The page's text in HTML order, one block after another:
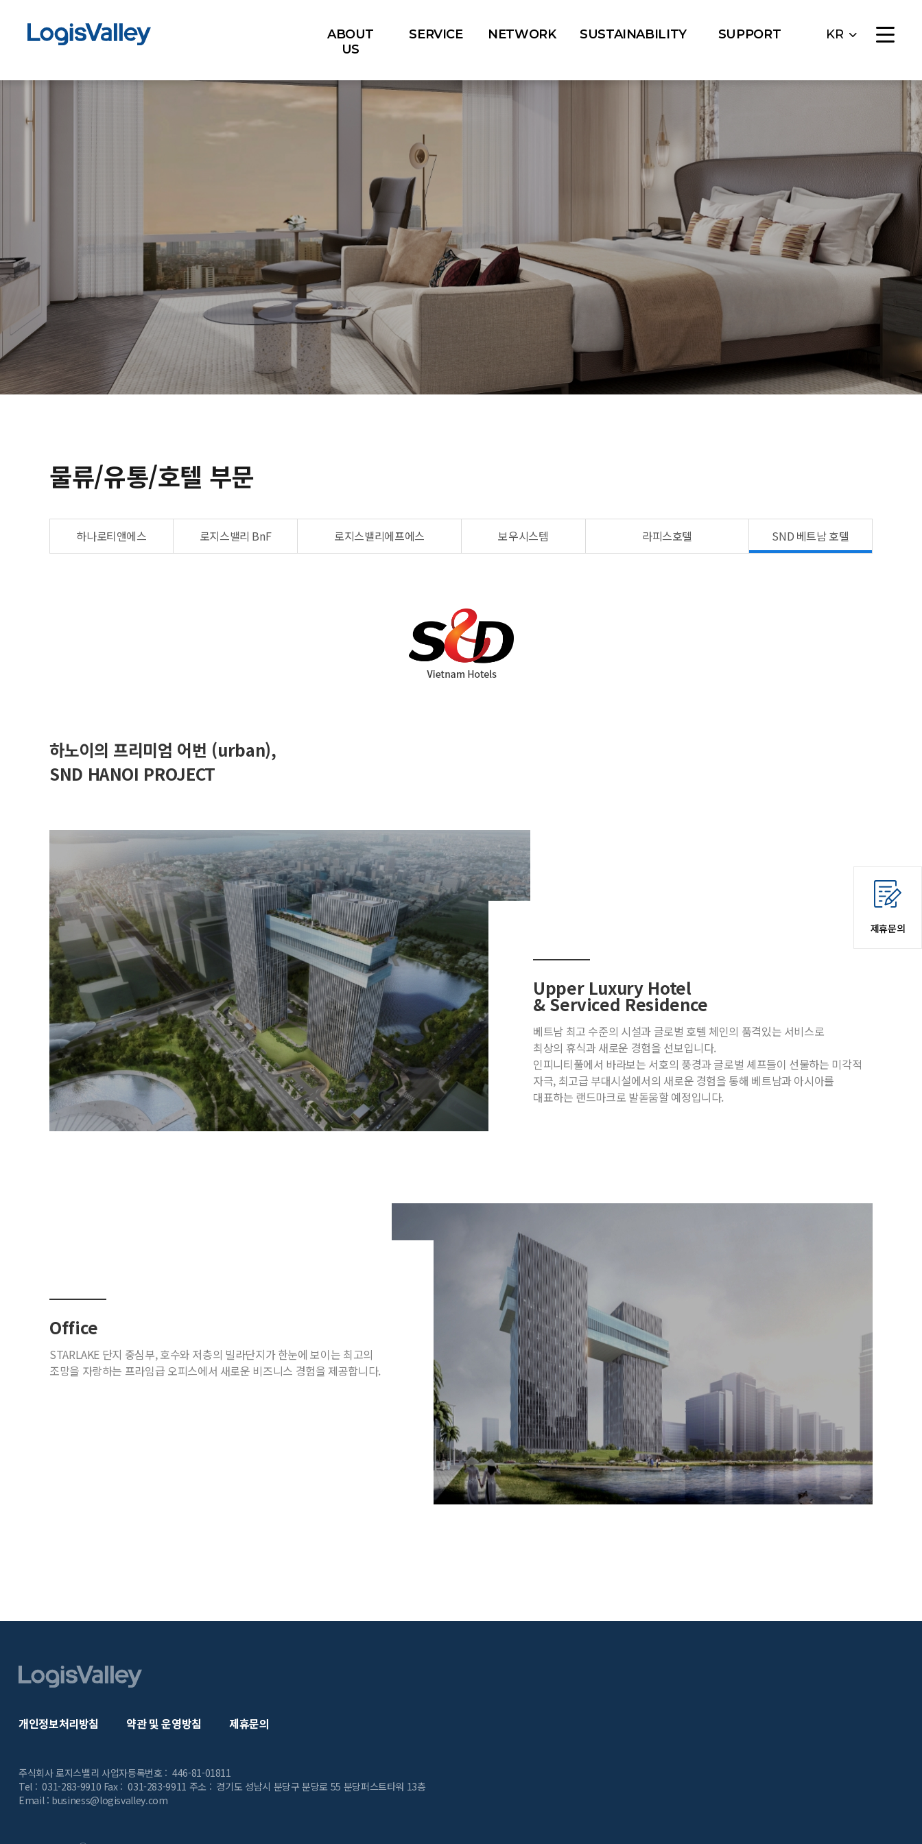
ABOUT
US
SERVICE NETWORK SUSTAINABILITY SUPPORT KR
제휴문의
물류/유통/호텔 부문
하나로티앤에스 로지스밸리 BnF 로지스밸리에프에스 보우시스템 라피스호텔 SND 베트남 호텔
하노이의 프리미엄 어번 (urban),
SND HANOI PROJECT
Upper Luxury Hotel
& Serviced Residence
베트남 최고 수준의 시설과 글로벌 호텔 체인의 품격있는 서비스로
최상의 휴식과 새로운 경험을 선보입니다.
인피니티풀에서 바라보는 서호의 풍경과 글로벌 셰프들이 선물하는 미각적
자극, 최고급 부대시설에서의 새로운 경험을 통해 베트남과 아시아를
대표하는 랜드마크로 발돋움할 예정입니다.
Office
STARLAKE 단지 중심부, 호수와 저층의 빌라단지가 한눈에 보이는 최고의
조망을 자랑하는 프라임급 오피스에서 새로운 비즈니스 경험을 제공합니다.
개인정보처리방침 약관 및 운영방침 제휴문의
주식회사 로지스밸리 사업자등록번호 : 446-81-01811
Tel : 031-283-9910 Fax : 031-283-9911 주소 : 경기도 성남시 분당구 분당로 55 분당퍼스트타워 13층
Email : business@logisvalley.com